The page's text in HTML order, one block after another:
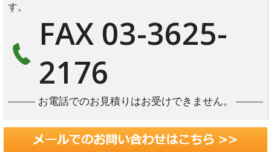
す。
FAX 03-3625-
2176
お電話でのお見積りはお受けできません。